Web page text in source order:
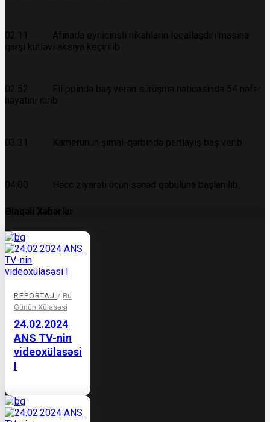
02:11 Afinada eynicinsli nikahların leqallaşdırılmasına
qarşı kütləvi aksiya keçirilib.
02:52 Filippində baş verən sürüşmə nəticəsində 54 nəfər
həyatını itirib.
03:31 Kamerunun şimal-qərbində partlayış baş verib.
04:00 Həcc ziyarəti üçün sənəd qəbuluna başlanılıb.
Əlaqəli Xəbərlər
REPORTAJ / Bu
Günün Xülasəsi
24.02.2024
ANS TV-nin
videoxülasəsi
I